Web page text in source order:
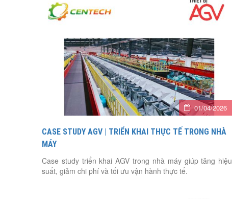
01/04/2026
CASE STUDY AGV | TRIỂN KHAI THỰC TẾ TRONG NHÀ
MÁY
Case study triển khai AGV trong nhà máy giúp tăng hiệu
suất, giảm chi phí và tối ưu vận hành thực tế.